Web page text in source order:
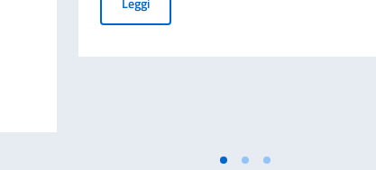
dei Ministri e Ministro degli Affari Esteri e Cooperazione